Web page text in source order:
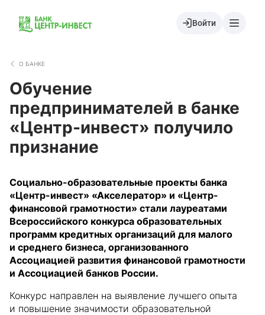
Войти
О БАНКЕ
Обучение
предпринимателей в банке
«Центр-инвест» получило
признание
Социально-образовательные проекты банка
«Центр-инвест» «Акселератор» и «Центр-
финансовой грамотности» стали лауреатами
Всероссийского конкурса образовательных
программ кредитных организаций для малого
и среднего бизнеса, организованного
Ассоциацией развития финансовой грамотности
и Ассоциацией банков России.
Конкурс направлен на выявление лучшего опыта
и повышение значимости образовательной